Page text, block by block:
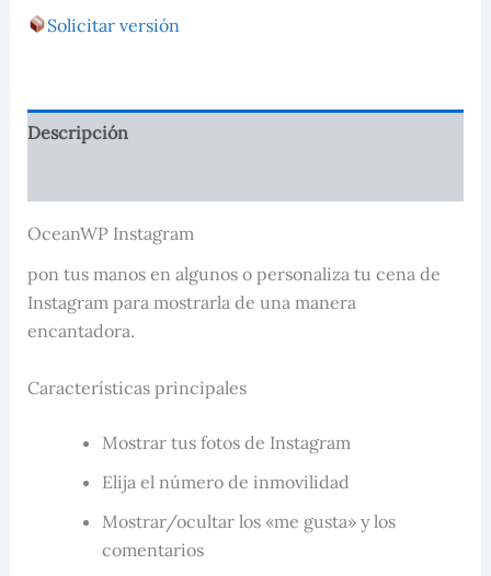
Solicitar versión
Descripción
OceanWP Instagram
pon tus manos en algunos o personaliza tu cena de
Instagram para mostrarla de una manera
encantadora.
Características principales
Mostrar tus fotos de Instagram
Elija el número de inmovilidad
Mostrar/ocultar los «me gusta» y los
comentarios